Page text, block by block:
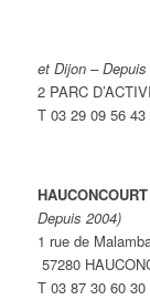
et Dijon – Depuis
2 PARC
T 03 29 09 56 43
HAUCONCOURT
Depuis 2004)
1 rue de
57280
T 03 87 30 60 30